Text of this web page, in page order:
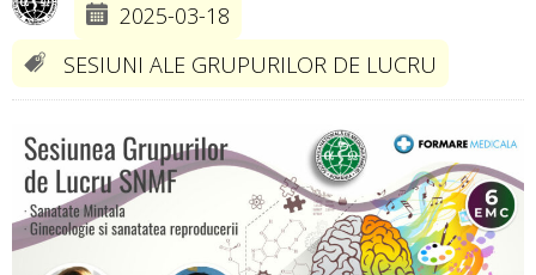
2025-03-18
SESIUNI ALE GRUPURILOR DE LUCRU